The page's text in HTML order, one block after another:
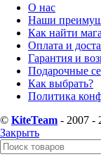
О нас
Наши
Как найти
Оплата и
Гарантия и
Подарочные
Как выбрать?
Политика
© KiteTeam - 2007 -
Закрыть